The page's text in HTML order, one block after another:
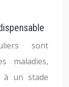
sont
maladies,
à un stade